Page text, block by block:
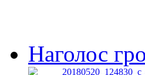
Наголос